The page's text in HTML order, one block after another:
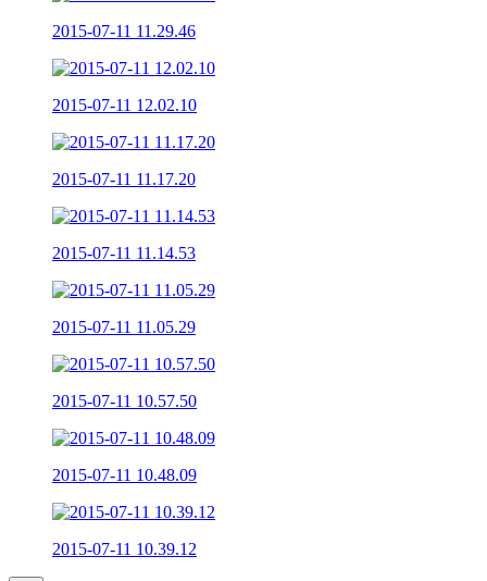
2015-07-11 11.29.46
2015-07-11 12.02.10
2015-07-11 11.17.20
2015-07-11 11.14.53
2015-07-11 11.05.29
2015-07-11 10.57.50
2015-07-11 10.48.09
2015-07-11 10.39.12